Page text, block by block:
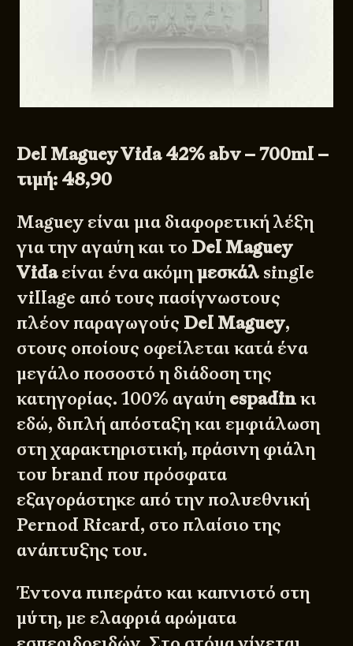
Del Maguey Vida 42% abv – 700ml –
τιμή: 48,90
Maguey είναι μια διαφορετική λέξη
για την αγαύη και το Del Maguey
Vidaείναι ένα ακόμημεσκάλ single
village από τους πασίγνωστους
πλέον παραγωγούς Del Maguey,
στους οποίους οφείλεται κατά ένα
μεγάλο ποσοστό η διάδοση της
κατηγορίας. 100% αγαύη espadinκι
εδώ, διπλή απόσταξη και εμφιάλωση
στη χαρακτηριστική, πράσινη φιάλη
του brand που πρόσφατα
εξαγοράστηκε από την πολυεθνική
Pernod Ricard, στο πλαίσιο της
ανάπτυξης του.
Έντονα πιπεράτο και καπνιστό στη
μύτη, με ελαφριά αρώματα